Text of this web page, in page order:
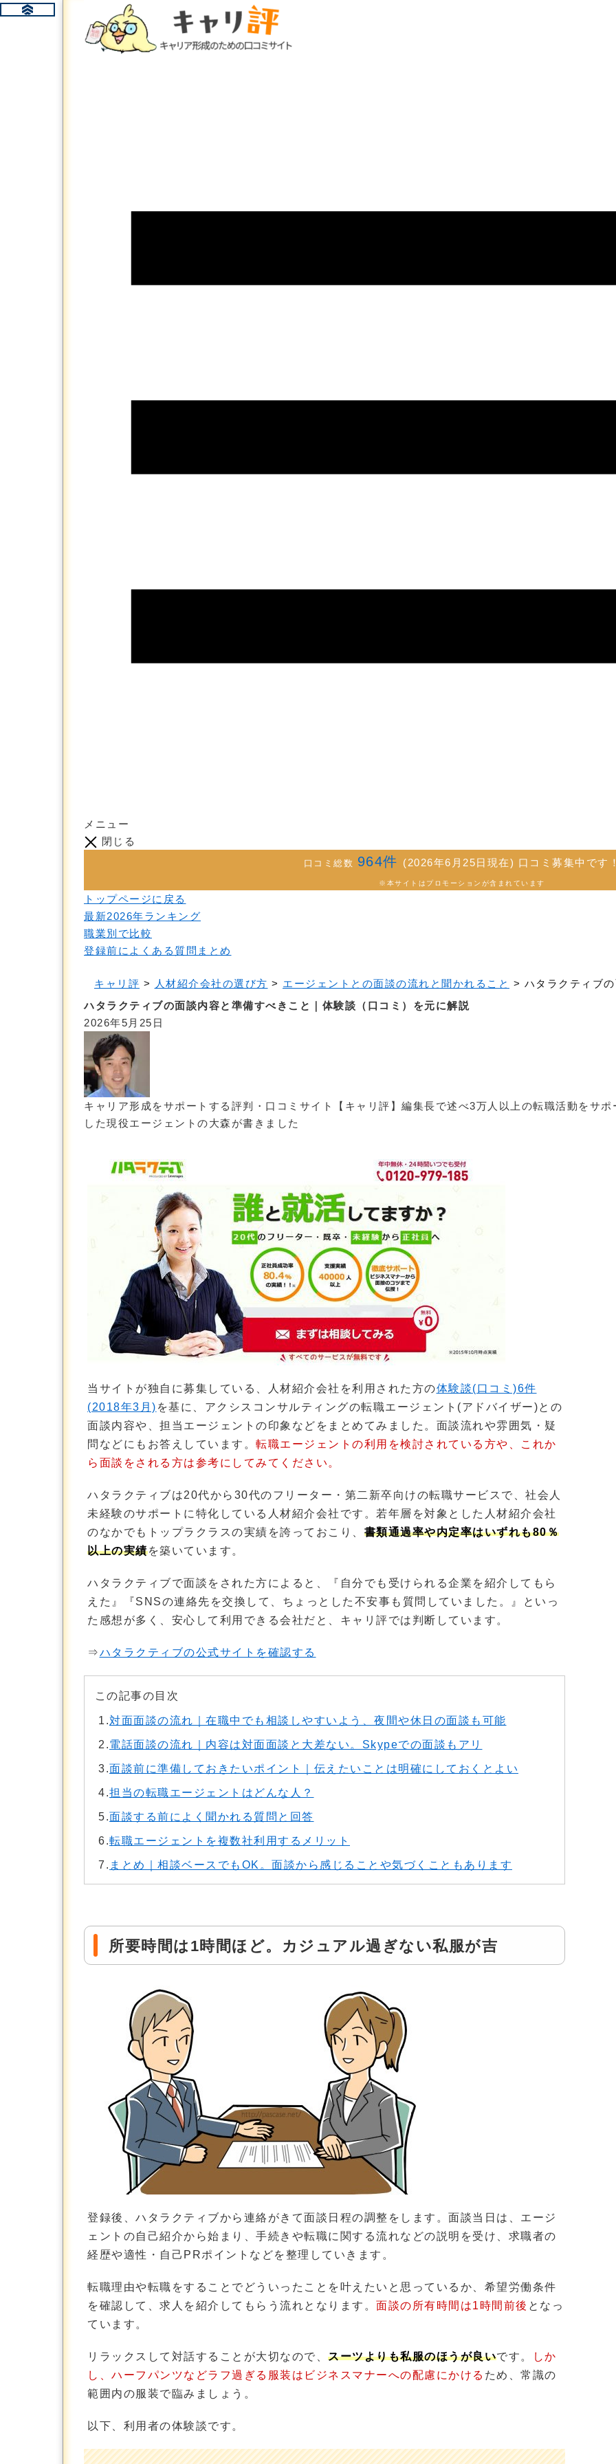
メニュー
閉じる
口コミ総数 964件 (2026年6月25日現在) 口コミ募集中です
※本サイトはプロモーションが含まれています
トップページに戻る
最新2026年ランキング
職業別で比較
登録前によくある質問まとめ
キャリ評 > 人材紹介会社の選び方 > エージェントとの面談の流れと聞かれること > ハタラクティブ
ハタラクティブの面談内容と準備すべきこと｜体験談（口コミ）を元に解説
2026年5月25日
キャリア形成をサポートする評判・口コミサイト【キャリ評】編集長で述べ3万人以上の転職活動をサポ
した現役エージェントの大森が書きました
当サイトが独自に募集している、人材紹介会社を利用された方の体験談(口コミ)6件
(2018年3月) を基に、アクシスコンサルティングの転職エージェント(アドバイザー)との
面談内容や、担当エージェントの印象などをまとめてみました。面談流れや雰囲気・疑
問などにもお答えしています。 転職エージェントの利用を検討されている方や、これか
ら面談をされる方は参考にしてみてください。
ハタラクティブは20代から30代のフリーター・第二新卒向けの転職サービスで、社会人
未経験のサポートに特化している人材紹介会社です。若年層を対象とした人材紹介会社
のなかでもトップラクラスの実績を誇っておこり、 書類通過率や内定率はいずれも80％
以上の実績を築いています。
ハタラクティブで面談をされた方によると、『自分でも受けられる企業を紹介してもら
えた』『SNSの連絡先を交換して、ちょっとした不安事も質問していました。』といっ
た感想が多く、安心して利用できる会社だと、キャリ評では判断しています。
⇒ハタラクティブの公式サイトを確認する
この記事の目次
1.対面面談の流れ｜在職中でも相談しやすいよう、夜間や休日の面談も可能
2.電話面談の流れ｜内容は対面面談と大差ない。Skypeでの面談もアリ
3.面談前に準備しておきたいポイント｜伝えたいことは明確にしておくとよい
4.担当の転職エージェントはどんな人？
5.面談する前によく聞かれる質問と回答
6.転職エージェントを複数社利用するメリット
7. まとめ｜相談ベースでもOK。面談から感じることや気づくこともあります
所要時間は1時間ほど。カジュアル過ぎない私服が吉
登録後、ハタラクティブから連絡がきて面談日程の調整をします。面談当日は、エージ
ェントの自己紹介から始まり、手続きや転職に関する流れなどの説明を受け、求職者の
経歴や適性・自己PRポイントなどを整理していきます。
転職理由や転職をすることでどういったことを叶えたいと思っているか、希望労働条件
を確認して、求人を紹介してもらう流れとなります。 面談の所有時間は1時間前後 となっ
ています。
リラックスして対話することが大切なので、 スーツよりも私服のほうが良いです。
しか
し、ハーフパンツなどラフ過ぎる服装はビジネスマナーへの配慮にかける ため、常識の
範囲内の服装で臨みましょう。
以下、利用者の体験談です。